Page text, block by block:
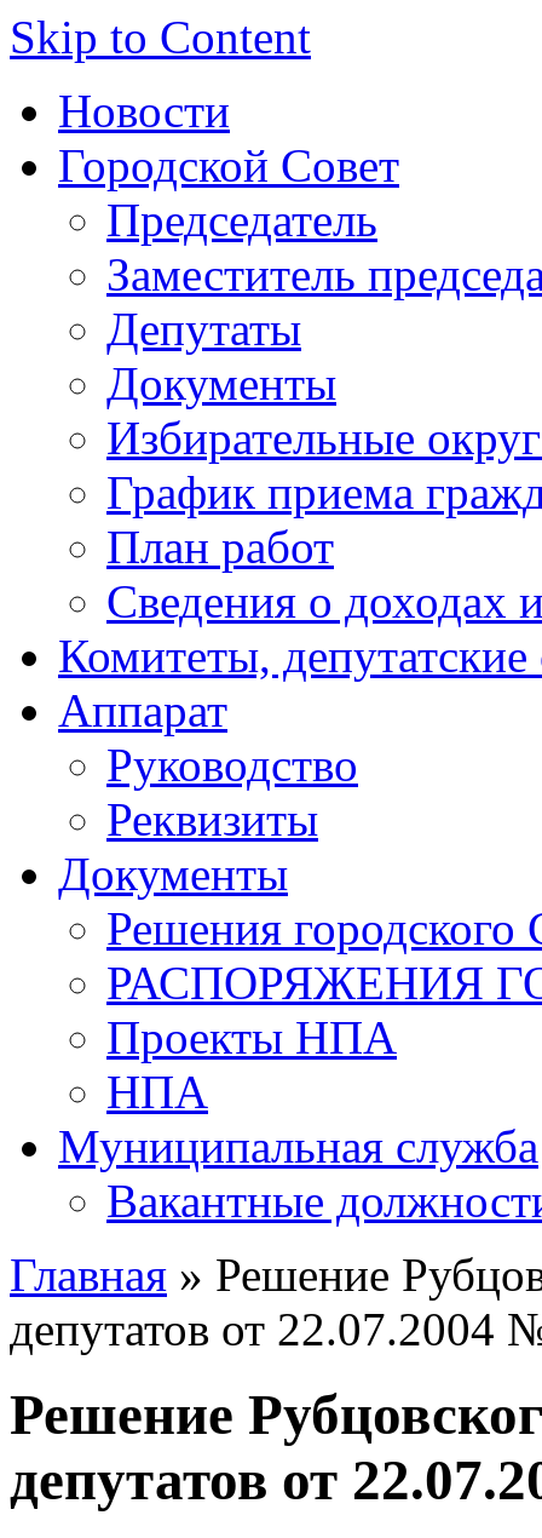
Skip to Content
Новости
Городской Совет
Председатель
Заместитель
Депутаты
Документы
Избирательные
График приема
План работ
Сведения о доходах
Комитеты,
Аппарат
Руководство
Реквизиты
Документы
Решения городского
РАСПОРЯЖЕНИЯ
Проекты НПА
НПА
Муниципальная служба
Вакантные
Главная » Решение
депутатов от 22.07.2004
Решение
депутатов от